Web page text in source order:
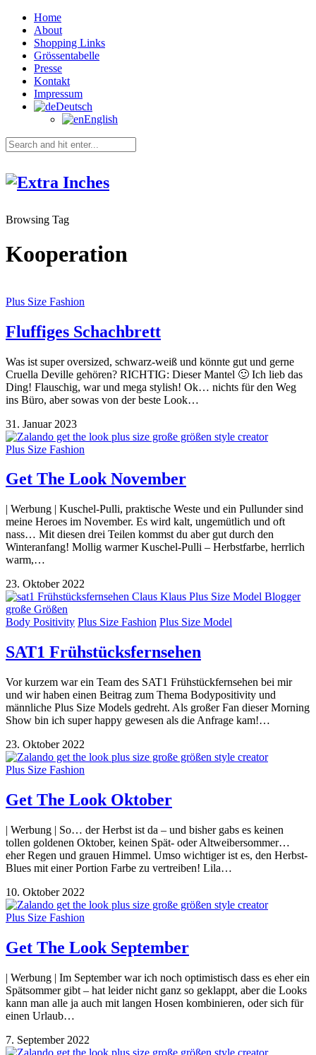
Home
About
Shopping Links
Grössentabelle
Presse
Kontakt
Impressum
Deutsch
English
Browsing Tag
Kooperation
Plus Size Fashion
Fluffiges Schachbrett
Was ist super oversized, schwarz-weiß und könnte gut und gerne
Cruella Deville gehören? RICHTIG: Dieser Mantel 🙂 Ich lieb das
Ding! Flauschig, war und mega stylish! Ok… nichts für den Weg
ins Büro, aber sowas von der beste Look…
31. Januar 2023
Plus Size Fashion
Get The Look November
| Werbung | Kuschel-Pulli, praktische Weste und ein Pullunder sind
meine Heroes im November. Es wird kalt, ungemütlich und oft
nass… Mit diesen drei Teilen kommst du aber gut durch den
Winteranfang! Mollig warmer Kuschel-Pulli – Herbstfarbe, herrlich
warm,…
23. Oktober 2022
Body Positivity Plus Size Fashion Plus Size Model
SAT1 Frühstücksfernsehen
Vor kurzem war ein Team des SAT1 Frühstückfernsehen bei mir
und wir haben einen Beitrag zum Thema Bodypositivity und
männliche Plus Size Models gedreht. Als großer Fan dieser Morning
Show bin ich super happy gewesen als die Anfrage kam!…
23. Oktober 2022
Plus Size Fashion
Get The Look Oktober
| Werbung | So… der Herbst ist da – und bisher gabs es keinen
tollen goldenen Oktober, keinen Spät- oder Altweibersommer…
eher Regen und grauen Himmel. Umso wichtiger ist es, den Herbst-
Blues mit einer Portion Farbe zu vertreiben! Lila…
10. Oktober 2022
Plus Size Fashion
Get The Look September
| Werbung | Im September war ich noch optimistisch dass es eher ein
Spätsommer gibt – hat leider nicht ganz so geklappt, aber die Looks
kann man alle ja auch mit langen Hosen kombinieren, oder sich für
einen Urlaub…
7. September 2022